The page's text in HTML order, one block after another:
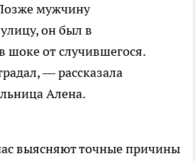
мужчину
он был в
шоке от случившегося.
— рассказала
Алена.
выясняют точные причины